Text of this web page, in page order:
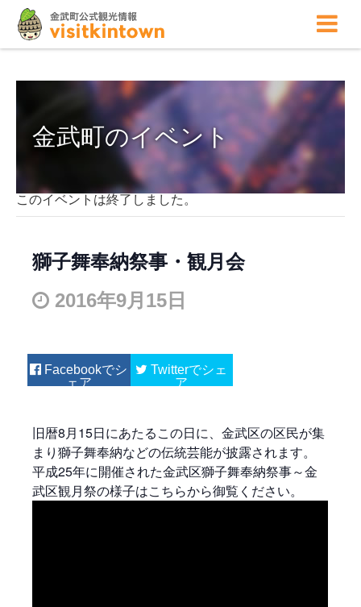
金武町のイベント
このイベントは終了しました。
獅子舞奉納祭事・観月会
2016年9月15日
Facebook Twitter
旧暦8月15日にあたるこの日に、金武区の区民が集
まり獅子舞奉納などの伝統芸能が披露されます。
平成25年に開催された金武区獅子舞奉納祭事～金
武区観月祭の様子はこちらから御覧ください。